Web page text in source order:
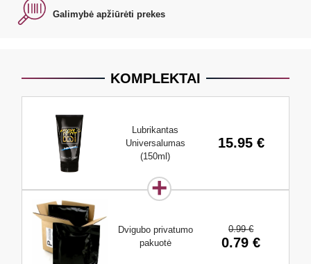
Galimybė apžiūrėti prekes
KOMPLEKTAI
Lubrikantas
Universalumas
(150ml)
15.95 €
Dvigubo privatumo
pakuotė
0.99 €
0.79 €